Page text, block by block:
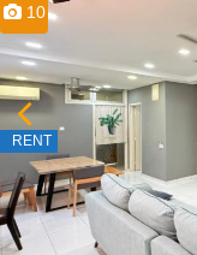
10
RENT